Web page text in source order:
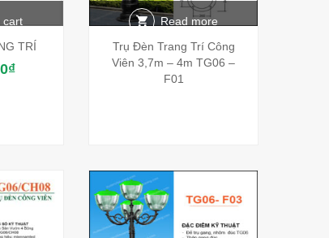
cart
TRÍ
₫
Read more
Trụ Đèn Trang Trí Công
Viên 3,7m – 4m TG06 –
F01